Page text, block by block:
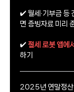
✔️ 월세·기부금 등
면 증빙자료 미리
✔️절세 로봇 앱에
하기
2025년 연말정산